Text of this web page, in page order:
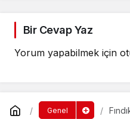
Bir Cevap Yaz
Yorum yapabilmek için
Genel